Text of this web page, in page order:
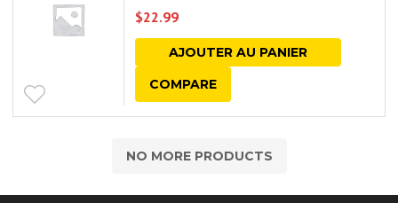
$22.99
AJOUTER AU PANIER
COMPARE
NO MORE PRODUCTS